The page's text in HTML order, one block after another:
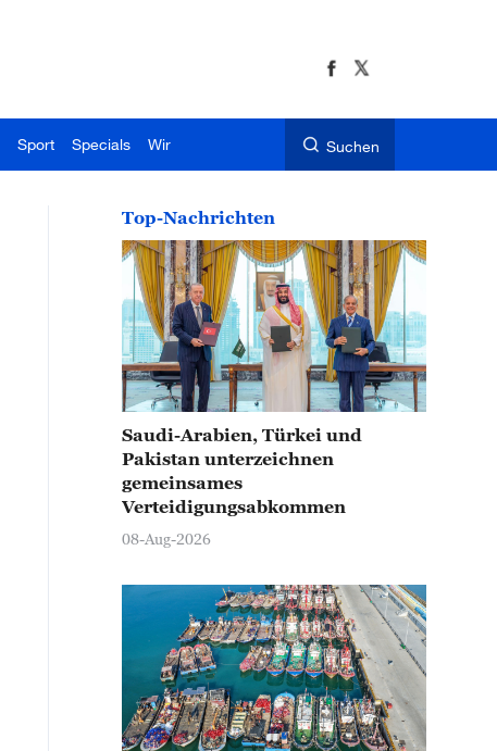
Sport Specials Wir Suchen
Top-Nachrichten
Saudi-Arabien, Türkei und
Pakistan unterzeichnen
gemeinsames
Verteidigungsabkommen
08-Aug-2026